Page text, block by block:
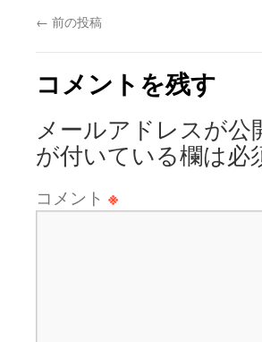
← 前の投稿
コメントを残す
メールアドレスが
が付いている欄は必
コメント ※